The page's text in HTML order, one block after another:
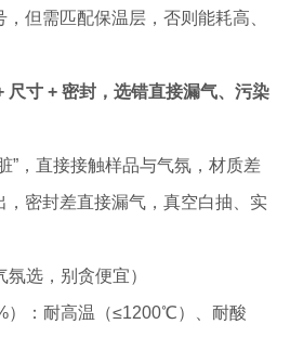
但需匹配保温层，否则能耗高、
尺寸 + 密封，选错直接漏气、污染
”，直接接触样品与气氛，材质差
，密封差直接漏气，真空白抽、实
选，别贪便宜）
）：耐高温（≤1200℃）、耐酸